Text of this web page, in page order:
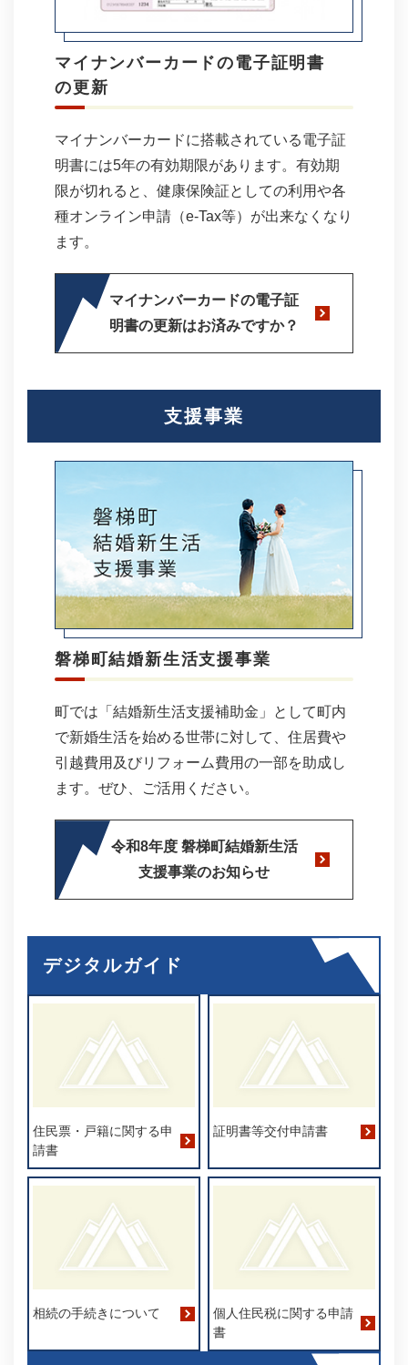
マイナンバーカードの電子証明書
の更新
マイナンバーカードに搭載されている電子証
明書には5年の有効期限があります。有効期
限が切れると、健康保険証としての利用や各
種オンライン申請（e-Tax等）が出来なくなり
ます。​
マイナンバーカードの電子証
明書の更新はお済みですか？
支援事業
磐梯町結婚新生活支援事業
町では「結婚新生活支援補助金」として町内
で新婚生活を始める世帯に対して、住居費や
引越費用及びリフォーム費用の一部を助成し
ます。ぜひ、ご活用ください。​​
令和8年度 磐梯町結婚新生活
支援事業のお知らせ
デジタルガイド
住民票・戸籍に関する申
請書​
証明書等交付申請書
相続の手続きについて
個人住民税に関する申請
書​